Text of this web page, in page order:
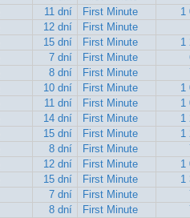
11 dní First Minute
1
12 dní
First Minute
15 dní First Minute
1
7 dní First Minute
8 dní First Minute
10 dní First Minute
1
11 dní First Minute
1
14 dní First Minute
1
15 dní First Minute
1
8 dní First Minute
12 dní First Minute
1
15 dní First Minute
1
7 dní First Minute
8 dní First Minute